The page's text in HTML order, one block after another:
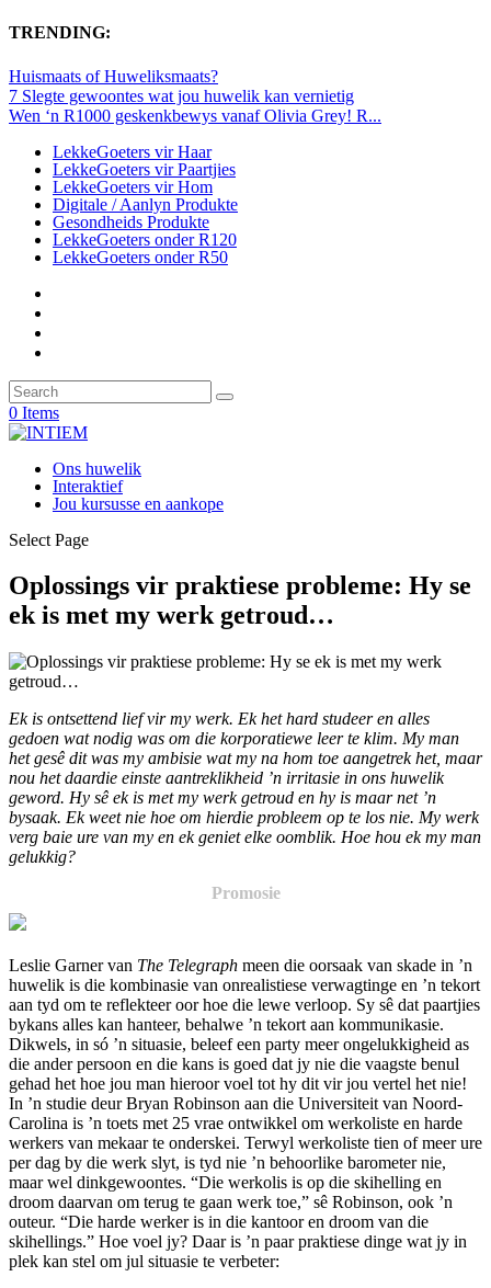
TRENDING:
Huismaats of Huweliksmaats?
7 Slegte gewoontes wat jou huwelik kan vernietig
Wen ‘n R1000 geskenkbewys vanaf Olivia Grey! R...
LekkeGoeters vir Haar
LekkeGoeters vir Paartjies
LekkeGoeters vir Hom
Digitale / Aanlyn Produkte
Gesondheids Produkte
LekkeGoeters onder R120
LekkeGoeters onder R50
0 Items
Ons huwelik
Interaktief
Jou kursusse en aankope
Select Page
Oplossings vir praktiese probleme: Hy se
ek is met my werk getroud…
Ek is ontsettend lief vir my werk. Ek het hard studeer en alles
gedoen wat nodig was om die korporatiewe leer te klim. My man
het gesê dit was my ambisie wat my na hom toe aangetrek het, maar
nou het daardie einste aantreklikheid ’n irritasie in ons huwelik
geword. Hy sê ek is met my werk getroud en hy is maar net ’n
bysaak. Ek weet nie hoe om hierdie probleem op te los nie. My werk
verg baie ure van my en ek geniet elke oomblik. Hoe hou ek my man
gelukkig?
Promosie
Leslie Garner van The Telegraph meen die oorsaak van skade in ’n
huwelik is die kombinasie van onrealistiese verwagtinge en ’n tekort
aan tyd om te reflekteer oor hoe die lewe verloop. Sy sê dat paartjies
bykans alles kan hanteer, behalwe ’n tekort aan kommunikasie.
Dikwels, in só ’n situasie, beleef een party meer ongelukkigheid as
die ander persoon en die kans is goed dat jy nie die vaagste benul
gehad het hoe jou man hieroor voel tot hy dit vir jou vertel het nie!
In ’n studie deur Bryan Robinson aan die Universiteit van Noord-
Carolina is ’n toets met 25 vrae ontwikkel om werkoliste en harde
werkers van mekaar te onderskei. Terwyl werkoliste tien of meer ure
per dag by die werk slyt, is tyd nie ’n behoorlike barometer nie,
maar wel dinkgewoontes. “Die werkolis is op die skihelling en
droom daarvan om terug te gaan werk toe,” sê Robinson, ook ’n
outeur. “Die harde werker is in die kantoor en droom van die
skihellings.” Hoe voel jy? Daar is ’n paar praktiese dinge wat jy in
plek kan stel om jul situasie te verbeter: